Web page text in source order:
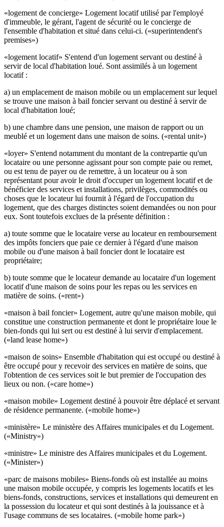
«logement de concierge» Logement locatif utilisé par l'employé
d'immeuble, le gérant, l'agent de sécurité ou le concierge de
l'ensemble d'habitation et situé dans celui-ci. («superintendent's
premises»)
«logement locatif» S'entend d'un logement servant ou destiné à
servir de local d'habitation loué. Sont assimilés à un logement
locatif :
a) un emplacement de maison mobile ou un emplacement sur lequel
se trouve une maison à bail foncier servant ou destiné à servir de
local d'habitation loué;
b) une chambre dans une pension, une maison de rapport ou un
meublé et un logement dans une maison de soins. («rental unit»)
«loyer» S'entend notamment du montant de la contrepartie qu'un
locataire ou une personne agissant pour son compte paie ou remet,
ou est tenu de payer ou de remettre, à un locateur ou à son
représentant pour avoir le droit d'occuper un logement locatif et de
bénéficier des services et installations, privilèges, commodités ou
choses que le locateur lui fournit à l'égard de l'occupation du
logement, que des charges distinctes soient demandées ou non pour
eux. Sont toutefois exclues de la présente définition :
a) toute somme que le locataire verse au locateur en remboursement
des impôts fonciers que paie ce dernier à l'égard d'une maison
mobile ou d'une maison à bail foncier dont le locataire est
propriétaire;
b) toute somme que le locateur demande au locataire d'un logement
locatif d'une maison de soins pour les repas ou les services en
matière de soins. («rent»)
«maison à bail foncier» Logement, autre qu'une maison mobile, qui
constitue une construction permanente et dont le propriétaire loue le
bien-fonds qui lui sert ou est destiné à lui servir d'emplacement.
(«land lease home»)
«maison de soins» Ensemble d'habitation qui est occupé ou destiné à
être occupé pour y recevoir des services en matière de soins, que
l'obtention de ces services soit le but premier de l'occupation des
lieux ou non. («care home»)
«maison mobile» Logement destiné à pouvoir être déplacé et servant
de résidence permanente. («mobile home»)
«ministère» Le ministère des Affaires municipales et du Logement.
(«Ministry»)
«ministre» Le ministre des Affaires municipales et du Logement.
(«Minister»)
«parc de maisons mobiles» Biens-fonds où est installée au moins
une maison mobile occupée, y compris les logements locatifs et les
biens-fonds, constructions, services et installations qui demeurent en
la possession du locateur et qui sont destinés à la jouissance et à
l'usage communs de ses locataires. («mobile home park»)